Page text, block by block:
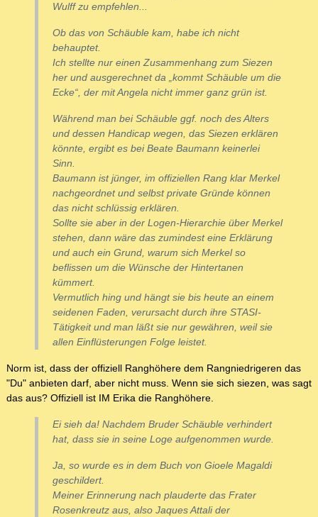
Wulff zu empfehlen...
Ob das von Schäuble kam, habe ich nicht
behauptet.
Ich stellte nur einen Zusammenhang zum Siezen
her und ausgerechnet da „kommt Schäuble um die
Ecke“, der mit Angela nicht immer ganz grün ist.
Während man bei Schäuble ggf. noch des Alters
und dessen Handicap wegen, das Siezen erklären
könnte, ergibt es bei Beate Baumann keinerlei
Sinn.
Baumann ist jünger, im offiziellen Rang klar Merkel
nachgeordnet und selbst private Gründe können
das nicht schlüssig erklären.
Sollte sie aber in der Logen-Hierarchie über Merkel
stehen, dann wäre das zumindest eine Erklärung
und auch ein Grund, warum sich Merkel so
beflissen um die Wünsche der Hintertanen
kümmert.
Vermutlich hing und hängt sie bis heute an einem
seidenen Faden, verursacht durch ihre STASI-
Tätigkeit und man läßt sie nur gewähren, weil sie
allen Einflüsterungen Folge leistet.
Norm ist, dass der offiziell Ranghöhere dem Rangniedrigeren das
"Du" anbieten darf, aber nicht muss. Wenn sie sich siezen, was sagt
das aus? Offiziell ist IM Erika die Ranghöhere.
Ei sieh da! Nachdem Bruder Schäuble verhindert
hat, dass sie in seine Loge aufgenommen wurde.
Ja, so wurde es in dem Buch von Gioele Magaldi
geschildert.
Meiner Erinnerung nach plauderte das Frater
Rosenkreutz aus, also Jaques Attali der